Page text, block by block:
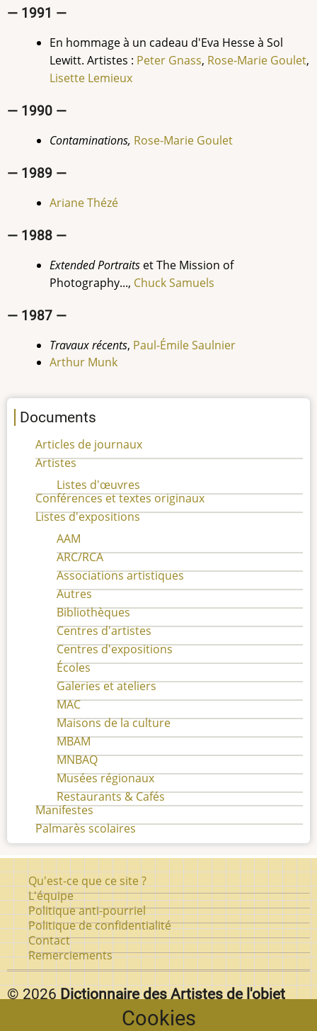
— 1991 —
En hommage à un cadeau d'Eva Hesse à Sol
Lewitt. Artistes : Peter Gnass, Rose-Marie Goulet,
Lisette Lemieux
— 1990 —
Contaminations, Rose-Marie Goulet
— 1989 —
Ariane Thézé
— 1988 —
Extended Portraits et The Mission of
Photography..., Chuck Samuels
— 1987 —
Travaux récents, Paul-ÉmileSaulnier
Arthur Munk
Documents
Articles de journaux
Artistes
Listes d'œuvres
Conférences et textes originaux
Listes d'expositions
AAM
ARC/RCA
Associations artistiques
Autres
Bibliothèques
Centres d'artistes
Centres d'expositions
Écoles
Galeries et ateliers
MAC
Maisons de la culture
MBAM
MNBAQ
Musées régionaux
Restaurants & Cafés
Manifestes
Palmarès scolaires
Pied
de
page
Qu'est-ce que ce site ?
L'équipe
Politique anti-pourriel
Politique de confidentialité
Contact
Remerciements
© 2026 Dictionnaire des Artistes de l'objet
Cookies